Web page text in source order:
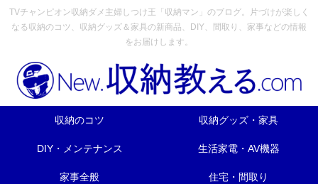
TVチャンピオン収納ダメ主婦しつけ王「収納マン」のブログ。片づけが楽しく
なる収納のコツ、収納グッズ＆家具の新商品、DIY、間取り、家事などの情報
をお届けします。
収納のコツ 収納グッズ・家具
DIY・メンテナンス 生活家電・AV機器
家事全般 住宅・間取り